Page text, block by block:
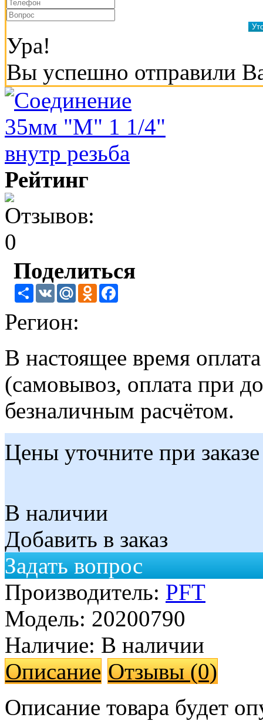
Ура!
Вы успешно отправили
Рейтинг
Поделиться
Share VK Mail.RuOdnoklassniki
Регион:
В настоящее время
(самовывоз, оплата при
безналичным расчётом.
Цены уточните при заказе
В наличии
Добавить в заказ
Задать вопрос
Производитель: PFT
Модель: 20200790
Наличие: В наличии
Описание Отзывы (0)
Описание товара будет